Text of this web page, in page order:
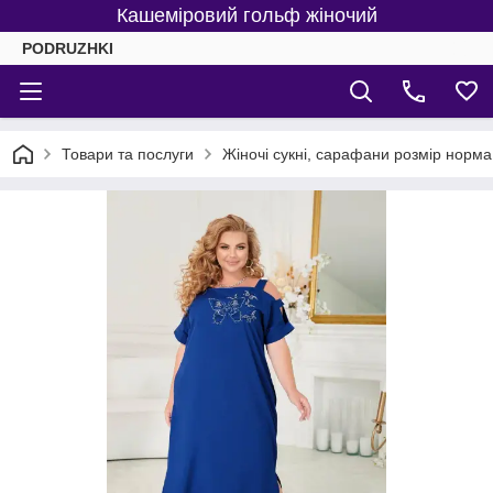
Кашеміровий гольф жіночий
PODRUZHKI
Товари та послуги Жіночі сукні, сарафани розмір норма